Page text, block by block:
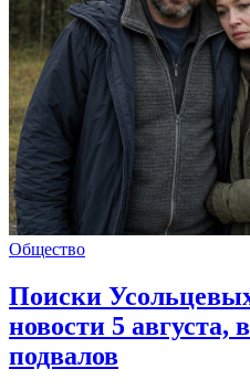
Общество
Поиски
новости 5
подвалов